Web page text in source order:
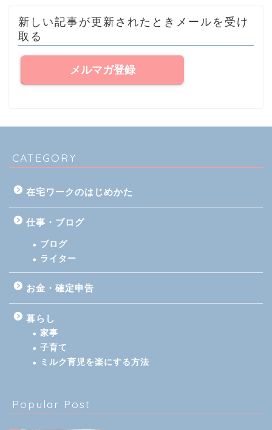
新しい記事が更新されたときメールを受け
取る
メルマガ登録
CATEGORY
在宅ワークのはじめかた
仕事・ブログ
ブログ
ライター
お金・確定申告
暮らし
家事
子育て
ミルク育児を楽にする方法
Popular Post